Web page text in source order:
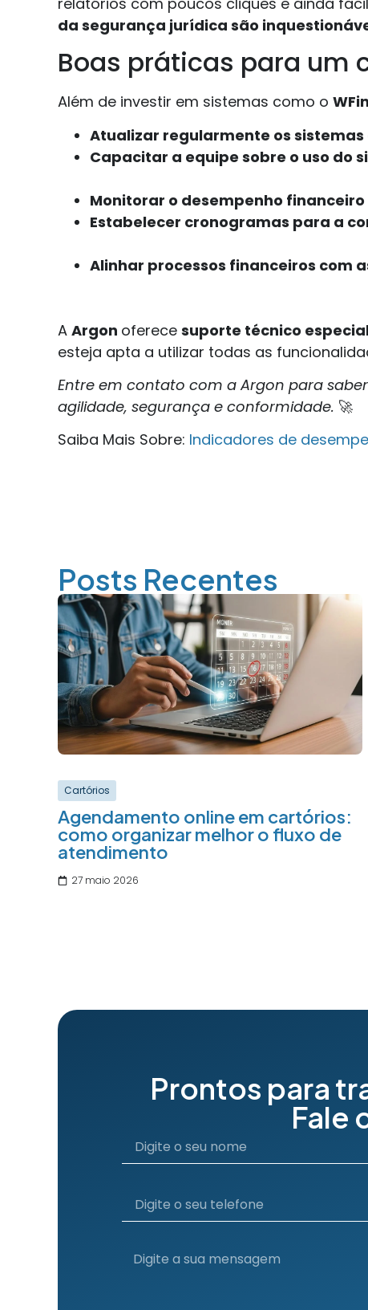
da segurança jurídica são
Boas práticas para um
Além de investir em sistemas como o
Atualizar regularmente os sistemas
Capacitar a equipe sobre o uso do
Monitorar o desempenho
Estabelecer cronogramas para a
Alinhar processos financeiros com
A Argon oferece suporte técnico
esteja apta a utilizar todas as
Entre em contato com a Argon para
agilidade, segurança e conformidade. 🚀
Saiba Mais Sobre: Indicadores de
Posts Recentes
Cartórios
Agendamento online em cartórios:
como organizar melhor o fluxo de
atendimento
27 maio 2026
Prontos para
Fale